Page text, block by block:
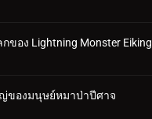
อง Lightning Monster Eiking
ของมนุษย์หมาป่าปีศาจ